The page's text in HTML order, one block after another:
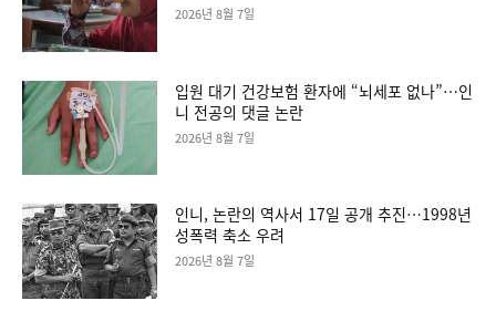
2026년 8월 7일
입원 대기 건강보험 환자에 “뇌세포 없나”…인
니 전공의 댓글 논란
2026년 8월 7일
인니, 논란의 역사서 17일 공개 추진…1998년
성폭력 축소 우려
2026년 8월 7일